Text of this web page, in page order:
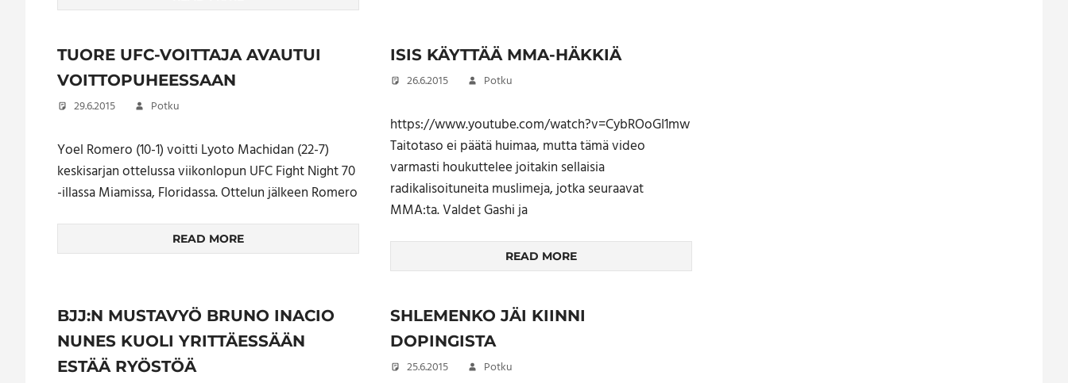
TUORE UFC-VOITTAJA AVAUTUI
VOITTOPUHEESSAAN
29.6.2015 Potku
Yoel Romero (10-1) voitti Lyoto Machidan (22-7)
keskisarjan ottelussa viikonlopun UFC Fight Night 70
-illassa Miamissa, Floridassa. Ottelun jälkeen Romero
READ MORE
ISIS KÄYTTÄÄ MMA-HÄKKIÄ
26.6.2015 Potku
https://www.youtube.com/watch?v=CybROoGI1mw
Taitotaso ei päätä huimaa, mutta tämä video
varmasti houkuttelee joitakin sellaisia
radikalisoituneita muslimeja, jotka seuraavat
MMA:ta. Valdet Gashi ja
READ MORE
BJJ:N MUSTAVYÖ BRUNO INACIO
NUNES KUOLI YRITTÄESSÄÄN
ESTÄÄ RYÖSTÖÄ
SHLEMENKO JÄI KIINNI
DOPINGISTA
25.6.2015 Potku